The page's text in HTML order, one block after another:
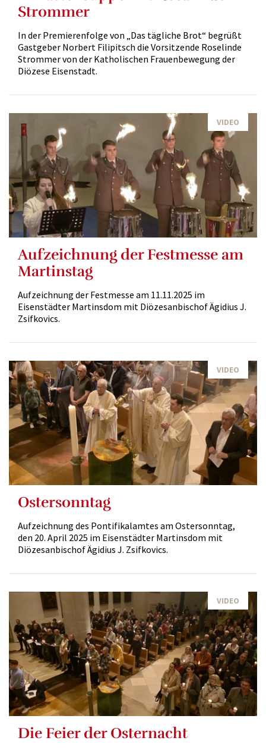
Strommer
In der Premierenfolge von „Das tägliche Brot“ begrüßt
Gastgeber Norbert Filipitsch die Vorsitzende Roselinde
Strommer von der Katholischen Frauenbewegung der
Diözese Eisenstadt.
VIDEO
Aufzeichnung der Festmesse am
Martinstag
Aufzeichnung der Festmesse am 11.11.2025 im
Eisenstädter Martinsdom mit Diözesanbischof Ägidius J.
Zsifkovics.
VIDEO
Ostersonntag
Aufzeichnung des Pontifikalamtes am Ostersonntag,
den 20. April 2025 im Eisenstädter Martinsdom mit
Diözesanbischof Ägidius J. Zsifkovics.
VIDEO
Die Feier der Osternacht